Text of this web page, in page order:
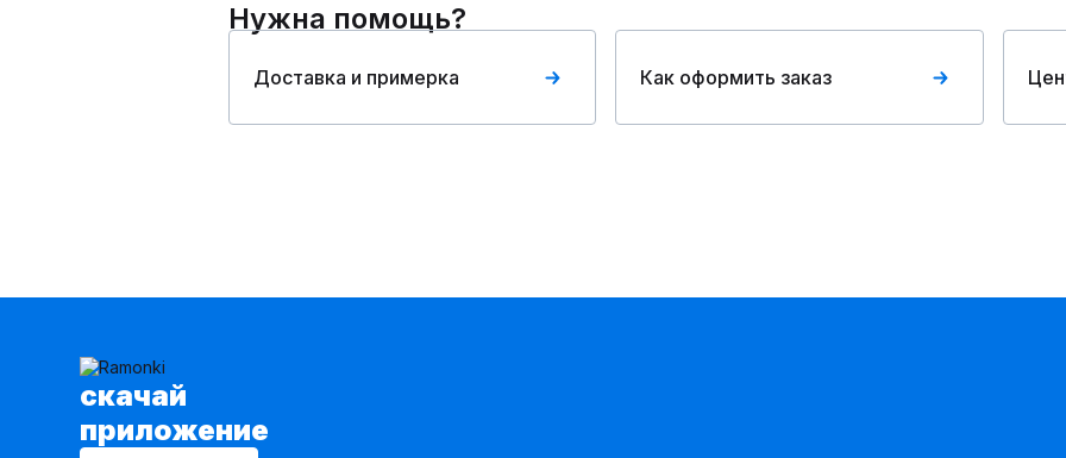
Нужна помощь?
Доставка и примерка Как оформить заказ
cкачай
приложение